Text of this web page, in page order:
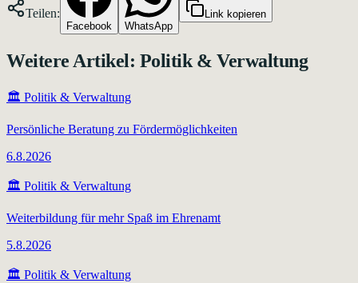
Teilen:
Facebook WhatsApp
Link kopieren
Weitere Artikel: Politik & Verwaltung
🏛️ Politik & Verwaltung
Persönliche Beratung zu Fördermöglichkeiten
6.8.2026
🏛️ Politik & Verwaltung
Weiterbildung für mehr Spaß im Ehrenamt
5.8.2026
🏛️ Politik & Verwaltung